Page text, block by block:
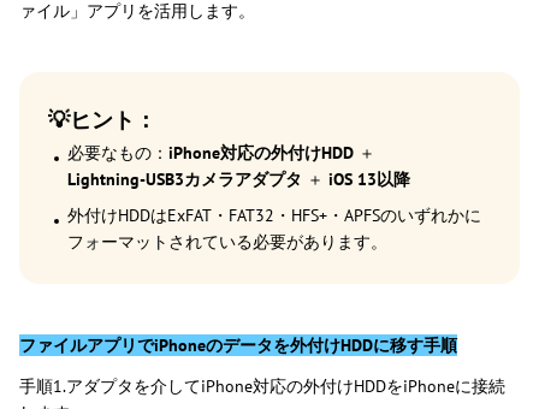
ァイル」アプリを活用します。
💡ヒント：
必要なもの： iPhone対応の外付けHDD ＋
Lightning-USB3カメラアダプタ ＋ iOS 13以降
外付けHDDはExFAT・FAT32・HFS+・APFSのいずれかに
フォーマットされている必要があります。
ファイルアプリでiPhoneのデータを外付けHDDに移す手順
手順1.アダプタを介してiPhone対応の外付けHDDをiPhoneに接続